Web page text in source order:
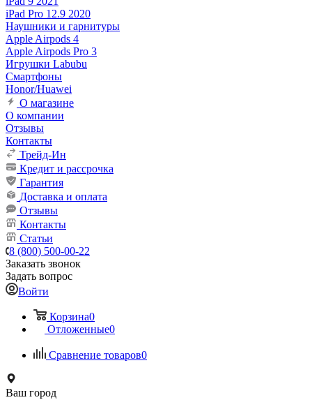
iPad Pro 12.9 2020
Наушники и гарнитуры
Apple Airpods 4
Apple Airpods Pro 3
Игрушки Labubu
Смартфоны
Honor/Huawei
О магазине
О компании
Отзывы
Контакты
Трейд-Ин
Кредит и рассрочка
Гарантия
Доставка и оплата
Отзывы
Контакты
Статьи
8 (800) 500-00-22
Заказать звонок
Задать вопрос
Войти
Корзина0
Отложенные0
Сравнение товаров0
Ваш город